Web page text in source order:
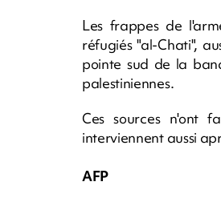
Les frappes de
réfugiés "al-Chati",
pointe sud de la
palestiniennes.
Ces sources n'ont
interviennent aussi
AFP